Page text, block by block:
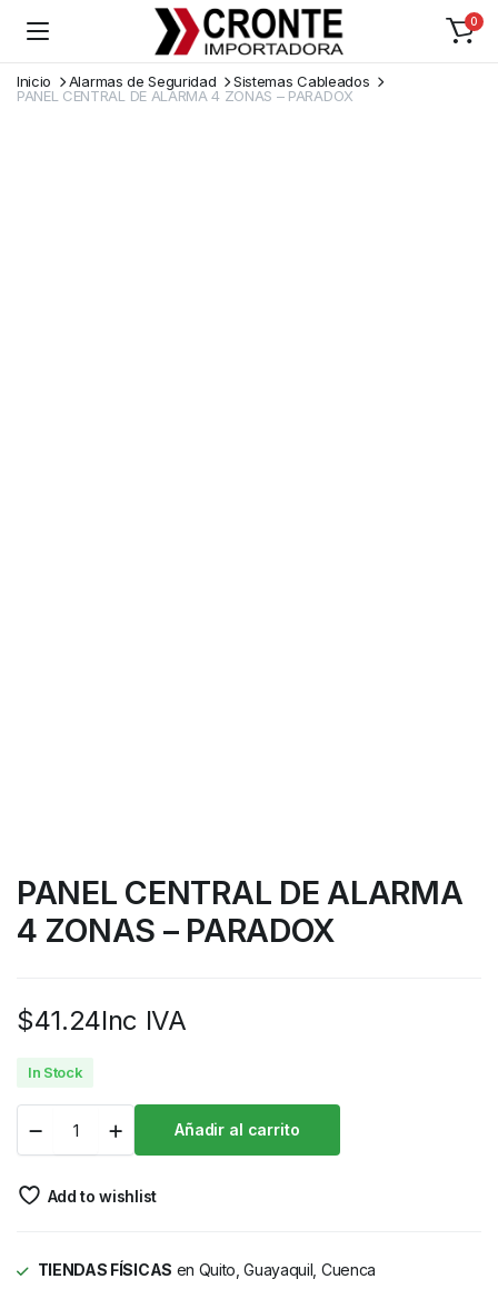
0
Inicio Alarmas de Seguridad
Sistemas Cableados
PANEL CENTRAL DE ALARMA 4 ZONAS – PARADOX
PANEL CENTRAL DE ALARMA
4 ZONAS – PARADOX
$41.24Inc IVA
In Stock
Añadir al carrito
Add to wishlist
TIENDAS FÍSICAS en Quito, Guayaquil, Cuenca